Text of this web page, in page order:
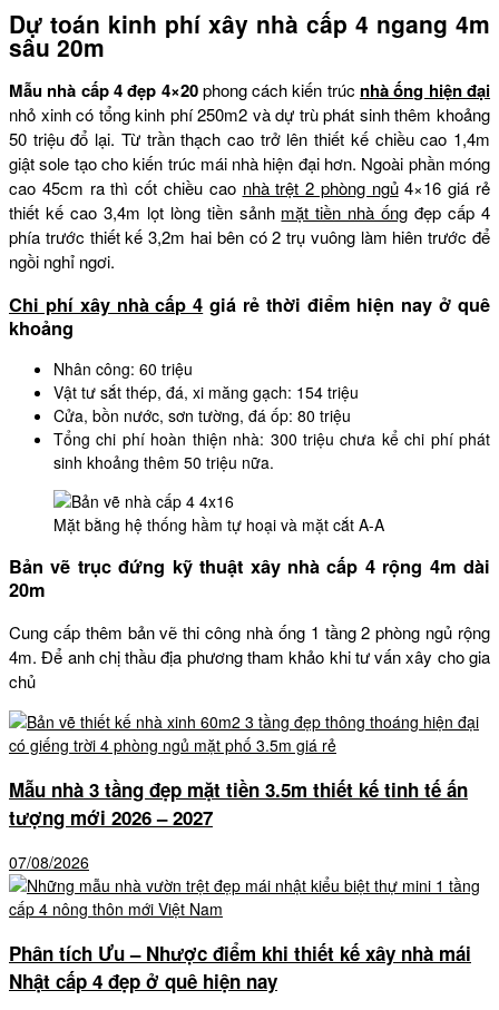
Dự toán kinh phí xây nhà cấp 4 ngang 4m
sâu 20m
Mẫu nhà cấp 4 đẹp 4×20phong cách kiến trúc nhà ống hiện đại
nhỏ xinh có tổng kinh phí 250m2 và dự trù phát sinh thêm khoảng
50 triệu đổ lại. Từ trần thạch cao trở lên thiết kế chiều cao 1,4m
giật sole tạo cho kiến trúc mái nhà hiện đại hơn. Ngoài phần móng
cao 45cm ra thì cốt chiều cao nhà trệt 2 phòng ngủ4×16 giá rẻ
thiết kế cao 3,4m lọt lòng tiền sảnh mặt tiền nhà ống đẹp cấp 4
phía trước thiết kế 3,2m hai bên có 2 trụ vuông làm hiên trước để
ngồi nghỉ ngơi.
Chi phí xây nhà cấp 4 giá rẻ thời điểm hiện nay ở quê
khoảng
Nhân công: 60 triệu
Vật tư sắt thép, đá, xi măng gạch: 154 triệu
Cửa, bồn nước, sơn tường, đá ốp: 80 triệu
Tổng chi phí hoàn thiện nhà: 300 triệu chưa kể chi phí phát
sinh khoảng thêm 50 triệu nữa.
Mặt bằng hệ thống hầm tự hoại và mặt cắt A-A
Bản vẽ trục đứng kỹ thuật xây nhà cấp 4 rộng 4m dài
20m
Cung cấp thêm bản vẽ thi công nhà ống 1 tầng 2 phòng ngủ rộng
4m. Để anh chị thầu địa phương tham khảo khi tư vấn xây cho gia
chủ
Mẫu nhà 3 tầng đẹp mặt tiền 3.5m thiết kế tinh tế ấn
tượng mới 2026 – 2027
07/08/2026
Phân tích Ưu – Nhược điểm khi thiết kế xây nhà mái
Nhật cấp 4 đẹp ở quê hiện nay